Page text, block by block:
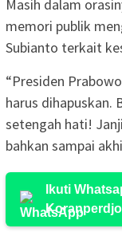
Masih dalam
memori publik
Subianto terkait
“Presiden
harus dihapuskan.
setengah hati!
bahkan sampai
Ikuti